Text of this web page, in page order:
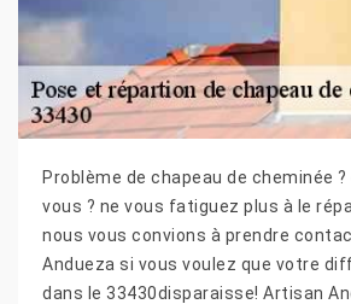
Problème de chapeau de cheminée
vous ? ne vous fatiguez plus à le
nous vous convions à prendre
Andueza si vous voulez que votre
dans le 33430disparaisse! Artisan